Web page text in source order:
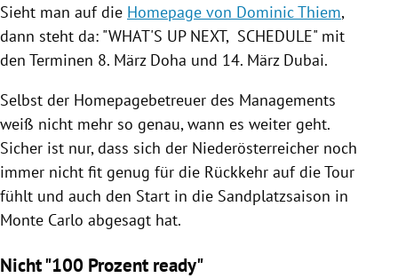
Untermenü
Sieht man auf die Homepage von Dominic Thiem,
dann steht da: "WHAT'S UP NEXT, SCHEDULE" mit
den Terminen 8. März Doha und 14. März Dubai.
Selbst der Homepagebetreuer des Managements
weiß nicht mehr so genau, wann es weiter geht.
Sicher ist nur, dass sich der Niederösterreicher noch
immer nicht fit genug für die Rückkehr auf die Tour
fühlt und auch den Start in die Sandplatzsaison in
Monte Carlo abgesagt hat.
Nicht "100 Prozent ready"